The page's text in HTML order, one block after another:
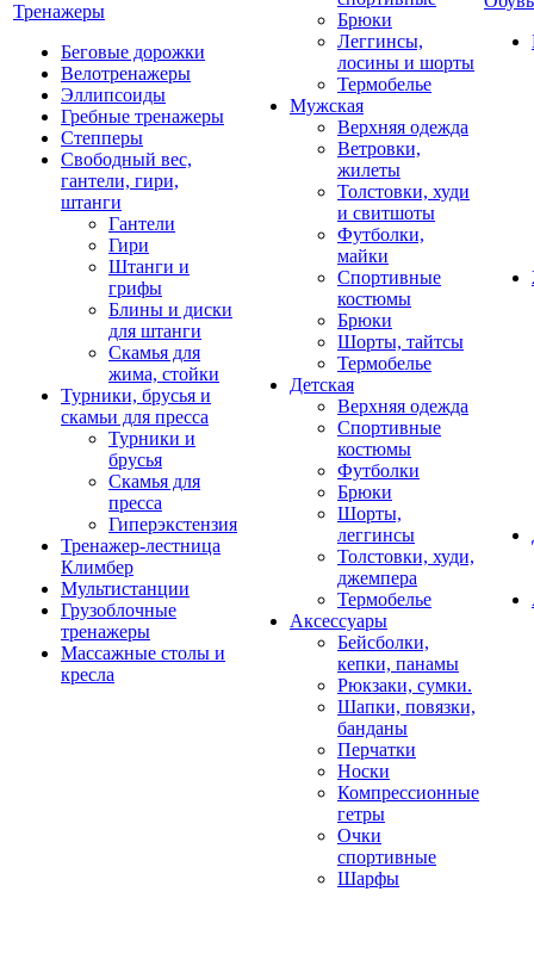
Тренажеры
Беговые дорожки
Велотренажеры
Эллипсоиды
Гребные тренажеры
Степперы
Свободный вес,
гантели, гири,
штанги
Гантели
Гири
Штанги и
грифы
Блины и диски
для штанги
Скамья для
жима, стойки
Турники, брусья и
скамьи для пресса
Турники и
брусья
Скамья для
пресса
Гиперэкстензия
Тренажер-лестница
Климбер
Мультистанции
Грузоблочные
тренажеры
Массажные столы и
кресла
Брюки
Леггинсы,
лосины и шорты
Термобелье
Мужская
Верхняя одежда
Ветровки,
жилеты
Толстовки, худи
и свитшоты
Футболки,
майки
Спортивные
костюмы
Брюки
Шорты, тайтсы
Термобелье
Детская
Верхняя одежда
Спортивные
костюмы
Футболки
Брюки
Шорты,
леггинсы
Толстовки, худи,
джемпера
Термобелье
Аксессуары
Бейсболки,
кепки, панамы
Рюкзаки, сумки.
Шапки, повязки,
банданы
Перчатки
Носки
Компрессионные
гетры
Очки
спортивные
Шарфы